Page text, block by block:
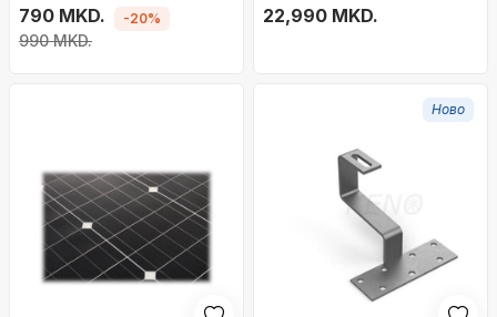
фотоволтаични панели,
метална, сива
790 MKD.
990 MKD.
-20%
errët
22,990 MKD.
Ново